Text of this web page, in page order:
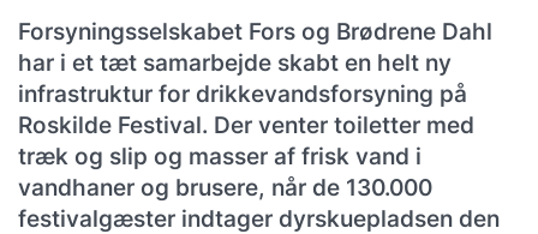
Forsyningsselskabet Fors og Brødrene Dahl
har i et tæt samarbejde skabt en helt ny
infrastruktur for drikkevandsforsyning på
Roskilde Festival. Der venter toiletter med
træk og slip og masser af frisk vand i
vandhaner og brusere, når de 130.000
festivalgæster indtager dyrskuepladsen den